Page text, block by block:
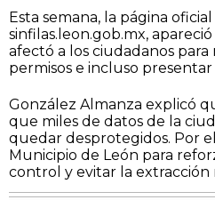
Esta semana, la página
sinfilas.leon.gob.mx,
afectó a los ciudadanos
permisos e incluso
González Almanza explicó
que miles de datos de la
quedar desprotegidos. Por
Municipio de León para
control y evitar la extracción